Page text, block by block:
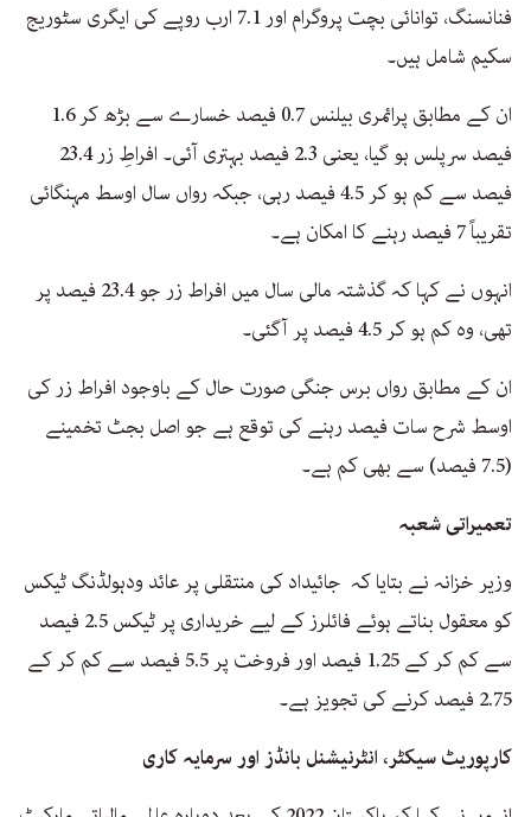
فنانسنگ، توانائی بچت پروگرام اور 7.1 ارب روپے کی ایگری سٹوریج
سکیم شامل ہیں۔
ان کے مطابق پرائمری بیلنس 0.7 فیصد خسارے سے بڑھ کر 1.6
فیصد سرپلس ہو گیا، یعنی 2.3 فیصد بہتری آئی۔ افراطِ زر 23.4
فیصد سے کم ہو کر 4.5 فیصد رہی، جبکہ رواں سال اوسط مہنگائی
تقریباً 7 فیصد رہنے کا امکان ہے۔
انہوں نے کہا کہ گذشتہ مالی سال میں افراط زر جو 23.4 فیصد پر
تھی، وہ کم ہو کر 4.5 فیصد پر آگئی۔
ان کے مطابق رواں برس جنگی صورت حال کے باوجود افراط زر کی
اوسط شرح سات فیصد رہنے کی توقع ہے جو اصل بجٹ تخمینے
(7.5 فیصد) سے بھی کم ہے۔
تعمیراتی شعبہ
وزیر خزانہ نے بتایا کہ جائیداد کی منتقلی پر عائد ودہولڈنگ ٹیکس
کو معقول بناتے ہوئے فائلرز کے لیے خریداری پر ٹیکس 2.5 فیصد
سے کم کر کے 1.25 فیصد اور فروخت پر 5.5 فیصد سے کم کر کے
2.75 فیصد کرنے کی تجویز ہے۔
کارپوریٹ سیکٹر، انٹرنیشنل بانڈز اور سرمایہ کاری